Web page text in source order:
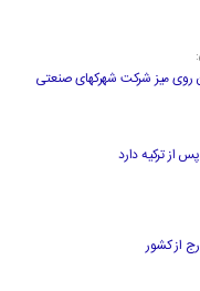
میز شرکت شهرکهای صنعتی
از ترکیه دارد